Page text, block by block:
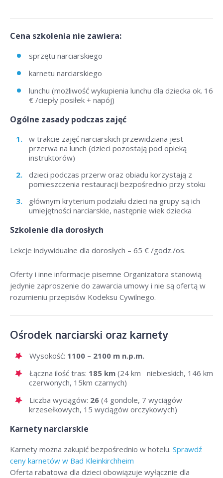
Cena szkolenia nie zawiera:
sprzętu narciarskiego
karnetu narciarskiego
lunchu (możliwość wykupienia lunchu dla dziecka ok. 16
€ /ciepły posiłek + napój)
Ogólne zasady podczas zajęć
w trakcie zajęć narciarskich przewidziana jest
przerwa na lunch (dzieci pozostają pod opieką
instruktorów)
dzieci podczas przerw oraz obiadu korzystają z
pomieszczenia restauracji bezpośrednio przy stoku
głównym kryterium podziału dzieci na grupy są ich
umiejętności narciarskie, następnie wiek dziecka
Szkolenie dla dorosłych
Lekcje indywidualne dla dorosłych – 65 € /godz./os.
Oferty i inne informacje pisemne Organizatora stanowią
jedynie zaproszenie do zawarcia umowy i nie są ofertą w
rozumieniu przepisów Kodeksu Cywilnego.
Ośrodek narciarski oraz karnety
Wysokość: 1100 – 2100 m n.p.m.
Łączna ilość tras: 185 km (24 km niebieskich, 146 km
czerwonych, 15km czarnych)
Liczba wyciągów: 26 (4 gondole, 7 wyciągów
krzesełkowych, 15 wyciągów orczykowych)
Karnety narciarskie
Karnety można zakupić bezpośrednio w hotelu. Sprawdź
ceny karnetów w Bad Kleinkirchheim
Oferta rabatowa dla dzieci obowiązuje wyłącznie dla